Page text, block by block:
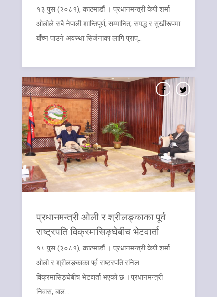
१३ पुस (२०८१), काठमाडौं । प्रधानमन्त्री केपी शर्मा
ओलीले सबै नेपाली शान्तिपूर्ण, सम्मानित, समद्ध र सुखीरूपमा
बाँच्न पाउने अवस्था सिर्जनाका लागि प्राप्...
प्रधानमन्त्री ओली र श्रीलङ्काका पूर्व
राष्ट्रपति विक्रमासिङ्घेबीच भेटवार्ता
१८ पुस (२०८१), काठमाडौं । प्रधानमन्त्री केपी शर्मा
ओली र श्रीलङ्काका पूर्व राष्ट्रपति रनिल
विक्रमासिङ्घेबीच भेटवार्ता भएको छ ।प्रधानमन्त्री
निवास, बाल...